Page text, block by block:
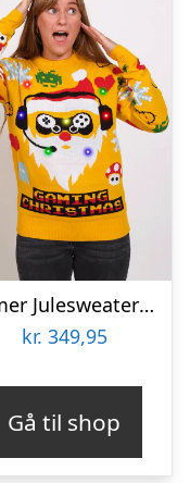
Gamer Julesweateren – dame / kvinder
kr. 349,95
Gå til shop